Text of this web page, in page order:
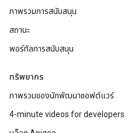
ภาพรวมการสนับสนุน
สถานะ
พอร์ทัลการสนับสนุน
ทรัพยากร
ภาพรวมของนักพัฒนาซอฟต์แวร์
4-minute videos for developers